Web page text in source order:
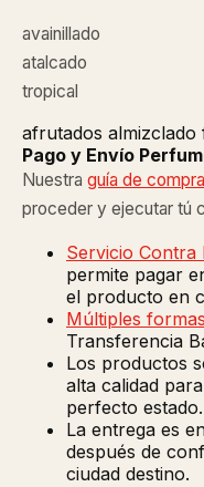
avainillado
atalcado
tropical
afrutados almizclado
Pago y Envío
Nuestra guía de compra
proceder y ejecutar tú
Servicio Contra
permite pagar
el producto en
Múltiples
Transferencia
Los productos
alta calidad
perfecto estado.
La entrega es
después de
ciudad destino.